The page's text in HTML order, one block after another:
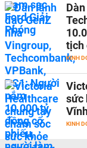
tịch
KINH
sức
KINH